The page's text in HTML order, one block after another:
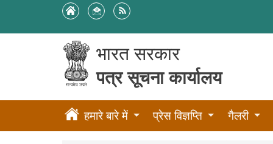
भारत सरकार
पत्र सूचना कार्यालय
हमारे बारे में प्रेस विज्ञप्ति गैलरी